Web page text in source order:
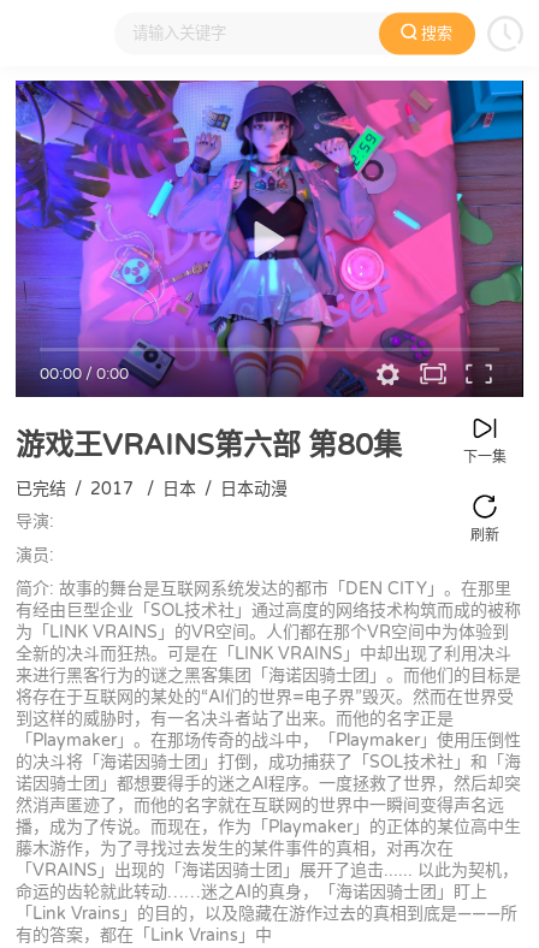
搜索
大家在看 日本动漫 国产动漫 欧美动漫 动漫电影
00:00/0:00
游戏王VRAINS第六部 第80集 下一集
刷新
已完结 / 2017 / 日本 / 日本动漫
导演:
演员:
简介: 故事的舞台是互联网系统发达的都市「DEN CITY」。在那里
有经由巨型企业「SOL技术社」通过高度的网络技术构筑而成的被称
为「LINK VRAINS」的VR空间。人们都在那个VR空间中为体验到
全新的决斗而狂热。可是在「LINK VRAINS」中却出现了利用决斗
来进行黑客行为的谜之黑客集团「海诺因骑士团」。而他们的目标是
将存在于互联网的某处的“AI们的世界=电子界”毁灭。然而在世界受
到这样的威胁时，有一名决斗者站了出来。而他的名字正是
「Playmaker」。在那场传奇的战斗中，「Playmaker」使用压倒性
的决斗将「海诺因骑士团」打倒，成功捕获了「SOL技术社」和「海
诺因骑士团」都想要得手的迷之AI程序。一度拯救了世界，然后却突
然消声匿迹了，而他的名字就在互联网的世界中一瞬间变得声名远
播，成为了传说。而现在，作为「Playmaker」的正体的某位高中生
藤木游作，为了寻找过去发生的某件事件的真相，对再次在
「VRAINS」出现的「海诺因骑士团」展开了追击...... 以此为契机，
命运的齿轮就此转动……迷之AI的真身，「海诺因骑士团」盯上
「Link Vrains」的目的，以及隐藏在游作过去的真相到底是———所
有的答案，都在「Link Vrains」中